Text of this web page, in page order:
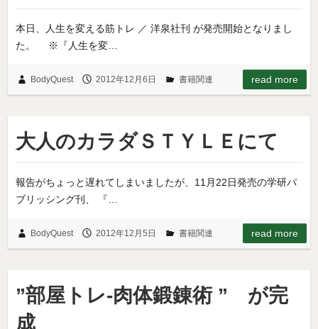
本日、人生を変える筋トレ ／ 洋泉社刊 が発売開始となりまし
た。 ※『人生を変…
BodyQuest 2012年12月6日 書籍関連 read more
大人のカラダＳＴＹＬＥにて
報告がちょっと遅れてしまいましたが、11月22日発売の学研パ
ブリッシング刊、 『…
BodyQuest 2012年12月5日 書籍関連 read more
”部屋トレ-肉体鍛錬術 ” が完
成